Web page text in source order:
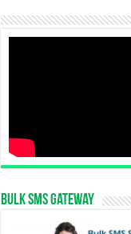
Bulk SMS Gateway